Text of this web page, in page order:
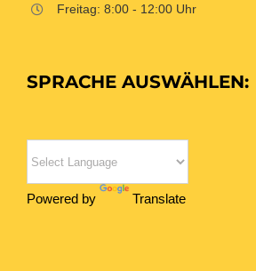
Freitag: 8:00 - 12:00 Uhr
SPRACHE AUSWÄHLEN:
Powered by Translate